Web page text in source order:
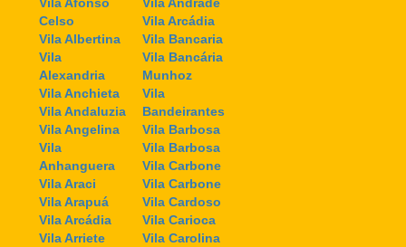
Celso
Vila Albertina
Vila
Alexandria
Vila Anchieta
Vila Andaluzia
Vila Angelina
Vila
Anhanguera
Vila Araci
Vila Arapuá
Vila Arcádia
Vila Arriete
Vila Arcádia
Vila Bancaria
Vila Bancária
Munhoz
Vila
Bandeirantes
Vila Barbosa
Vila Barbosa
Vila Carbone
Vila Carbone
Vila Cardoso
Vila Carioca
Vila Carolina